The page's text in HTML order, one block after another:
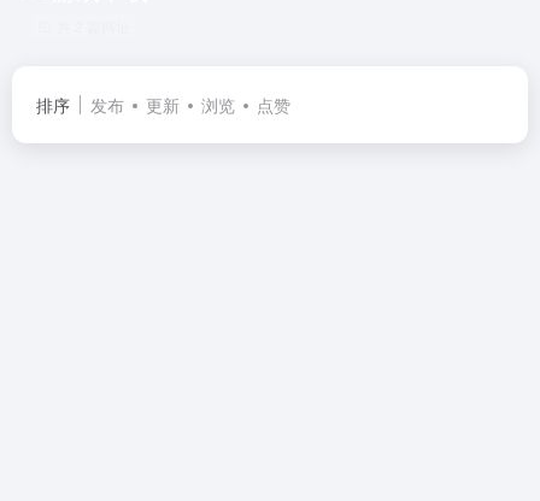
排序 发布 更新 浏览 点赞